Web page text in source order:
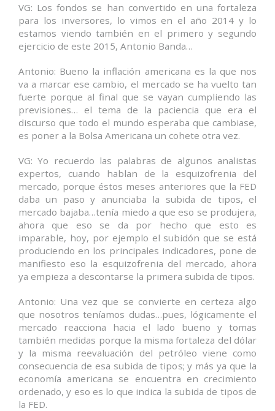
VG: Los fondos se han convertido en una fortaleza
para los inversores, lo vimos en el año 2014 y lo
estamos viendo también en el primero y segundo
ejercicio de este 2015, Antonio Banda…
Antonio: Bueno la inflación americana es la que nos
va a marcar ese cambio, el mercado se ha vuelto tan
fuerte porque al final que se vayan cumpliendo las
previsiones… el tema de la paciencia que era el
discurso que todo el mundo esperaba que cambiase,
es poner a la Bolsa Americana un cohete otra vez.
VG: Yo recuerdo las palabras de algunos analistas
expertos, cuando hablan de la esquizofrenia del
mercado, porque éstos meses anteriores que la FED
daba un paso y anunciaba la subida de tipos, el
mercado bajaba…tenía miedo a que eso se produjera,
ahora que eso se da por hecho que esto es
imparable, hoy, por ejemplo el subidón que se está
produciendo en los principales indicadores, pone de
manifiesto eso la esquizofrenia del mercado, ahora
ya empieza a descontarse la primera subida de tipos.
Antonio: Una vez que se convierte en certeza algo
que nosotros teníamos dudas…pues, lógicamente el
mercado reacciona hacia el lado bueno y tomas
también medidas porque la misma fortaleza del dólar
y la misma reevaluación del petróleo viene como
consecuencia de esa subida de tipos; y más ya que la
economía americana se encuentra en crecimiento
ordenado, y eso es lo que indica la subida de tipos de
la FED.